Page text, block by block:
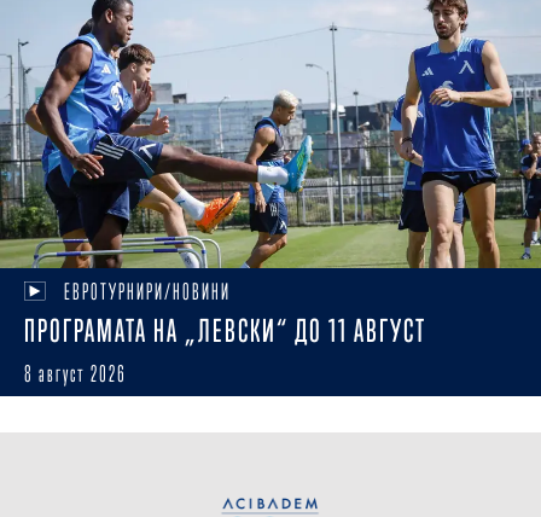
ЕВРОТУРНИРИ/НОВИНИ
ПРОГРАМАТА НА „ЛЕВСКИ“ ДО 11 АВГУСТ
8 август 2026